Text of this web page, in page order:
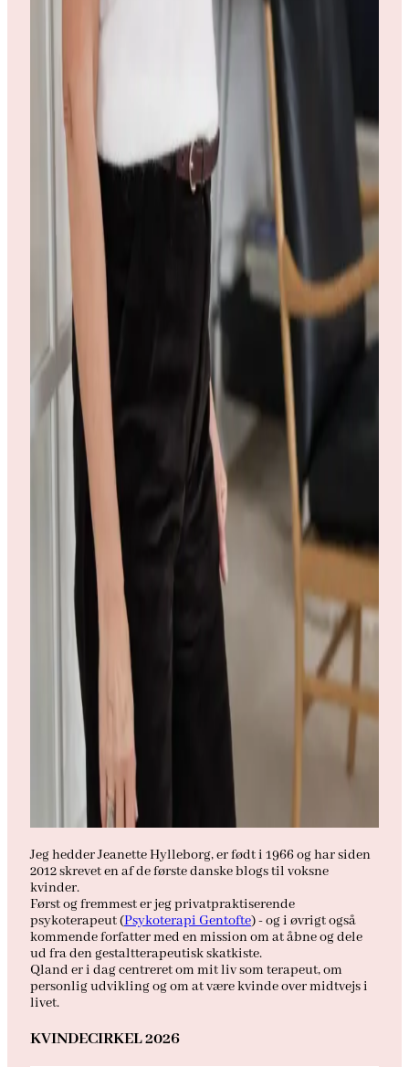
Jeg hedder Jeanette Hylleborg, er født i 1966 og har siden
2012 skrevet en af de første danske blogs til voksne
kvinder.
Først og fremmest er jeg privatpraktiserende
psykoterapeut (Psykoterapi Gentofte) - og i øvrigt også
kommende forfatter med en mission om at åbne og dele
ud fra den gestaltterapeutisk skatkiste.
Qland er i dag centreret om mit liv som terapeut, om
personlig udvikling og om at være kvinde over midtvejs i
livet.
KVINDECIRKEL 2026